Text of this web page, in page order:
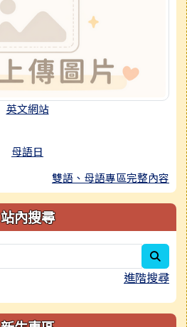
英文網站
母語日
雙語、母語專區完整內容
站內搜尋
進階搜尋